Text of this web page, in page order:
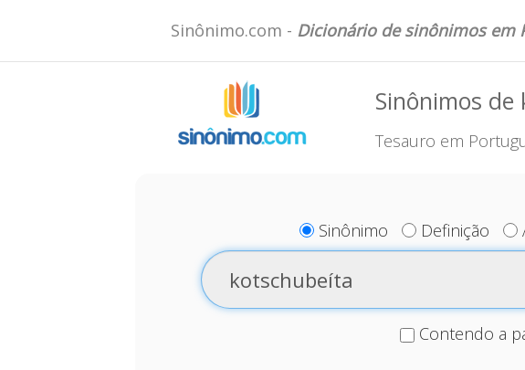
Sinônimo.com - Dicionário de sinônimos em
Sinônimos
Tesauro em
Sinônimo Definição
Contendo a